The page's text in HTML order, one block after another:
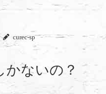
curec-sp
ないの？